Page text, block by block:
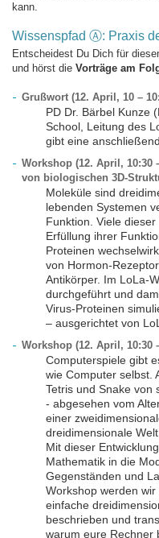
kann.
Wissenspfad Ⓐ: Praxis
Entscheidest Du Dich für
und hörst die Vorträge am
Grußwort (12. April, 10 –
PD Dr. Bärbel Kunze
School, Leitung des
gibt eine
Workshop (12. April, 10:30
von biologischen 3D-
Moleküle sind
lebenden Systemen
Funktion. Viele
Erfüllung ihrer
Proteinen
von Hormon-
Antikörper. Im LoLa-
durchgeführt und
Virus-Proteinen
– ausgerichtet von
Workshop (12. April, 10:30
Computerspiele gibt
wie Computer selbst.
Tetris und Snake von
- abgesehen vom
einer
dreidimensionale
Mit dieser
Mathematik in die
Gegenständen und
Workshop werden
einfache
beschrieben und
warum eure Rechner